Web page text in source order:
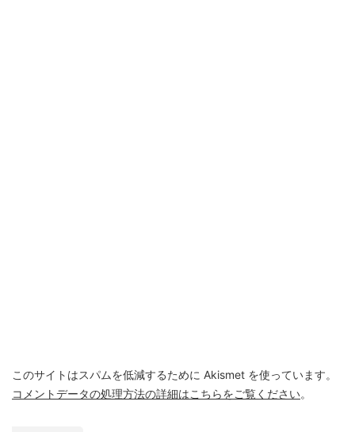
このサイトはスパムを低減するために Akismet を使っています。
コメントデータの処理方法の詳細はこちらをご覧ください。